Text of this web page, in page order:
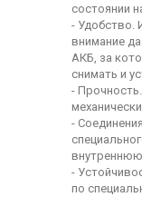
состоянии
- Удобство.
внимание
АКБ, за
снимать и
-
-
-
по